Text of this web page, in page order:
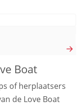
Boat
of herplaatsers
de Love Boat